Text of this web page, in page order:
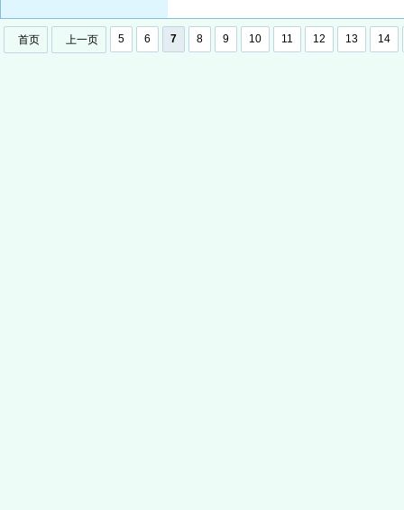
首页 上一页 5 6 7 8 9 10 11 12 13 14